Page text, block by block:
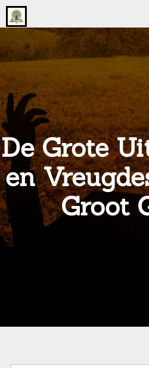
Go
to
home
page
onsgrotegezin.nl
De Grote
en
Groot